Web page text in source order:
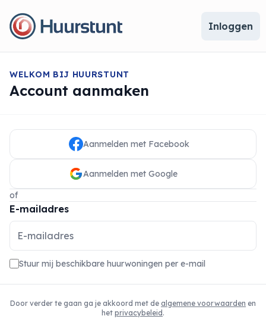
Inloggen
WELKOM BIJ HUURSTUNT
Account aanmaken
Aanmelden met Facebook
Aanmelden met Google
of
E-mailadres
Stuur mij beschikbare huurwoningen per e-mail
Door verder te gaan ga je akkoord met de algemene voorwaarden en
het privacybeleid .